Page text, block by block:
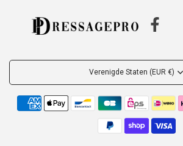
Verenigde Staten (EUR €)